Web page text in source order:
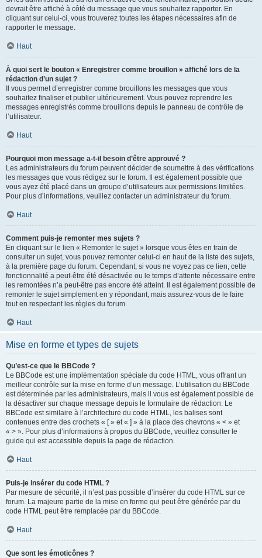
devrait être affiché à côté du message que vous souhaitez rapporter. En
cliquant sur celui-ci, vous trouverez toutes les étapes nécessaires afin de
rapporter le message.
Haut
À quoi sert le bouton « Enregistrer comme brouillon » affiché lors de la
rédaction d’un sujet ?
Il vous permet d’enregistrer comme brouillons les messages que vous
souhaitez finaliser et publier ultérieurement. Vous pouvez reprendre les
messages enregistrés comme brouillons depuis le panneau de contrôle de
l’utilisateur.
Haut
Pourquoi mon message a-t-il besoin d’être approuvé ?
Les administrateurs du forum peuvent décider de soumettre à des vérifications
les messages que vous rédigez sur le forum. Il est également possible que
vous ayez été placé dans un groupe d’utilisateurs aux permissions limitées.
Pour plus d’informations, veuillez contacter un administrateur du forum.
Haut
Comment puis-je remonter mes sujets ?
En cliquant sur le lien « Remonter le sujet » lorsque vous êtes en train de
consulter un sujet, vous pouvez remonter celui-ci en haut de la liste des sujets,
à la première page du forum. Cependant, si vous ne voyez pas ce lien, cette
fonctionnalité a peut-être été désactivée ou le temps d’attente nécessaire entre
les remontées n’a peut-être pas encore été atteint. Il est également possible de
remonter le sujet simplement en y répondant, mais assurez-vous de le faire
tout en respectant les règles du forum.
Haut
Mise en forme et types de sujets
Qu’est-ce que le BBCode ?
Le BBCode est une implémentation spéciale du code HTML, vous offrant un
meilleur contrôle sur la mise en forme d’un message. L’utilisation du BBCode
est déterminée par les administrateurs, mais il vous est également possible de
la désactiver sur chaque message depuis le formulaire de rédaction. Le
BBCode est similaire à l’architecture du code HTML, les balises sont
contenues entre des crochets « [ » et « ] » à la place des chevrons « < » et
« > ». Pour plus d’informations à propos du BBCode, veuillez consulter le
guide qui est accessible depuis la page de rédaction.
Haut
Puis-je insérer du code HTML ?
Par mesure de sécurité, il n’est pas possible d’insérer du code HTML sur ce
forum. La majeure partie de la mise en forme qui peut être générée par du
code HTML peut être remplacée par du BBCode.
Haut
Que sont les émoticônes ?